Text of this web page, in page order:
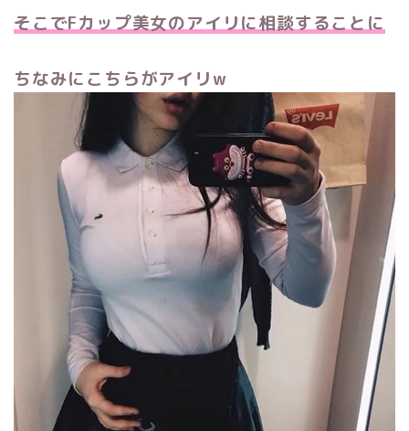
そこでFカップ美女のアイリに相談することに
ちなみにこちらがアイリw